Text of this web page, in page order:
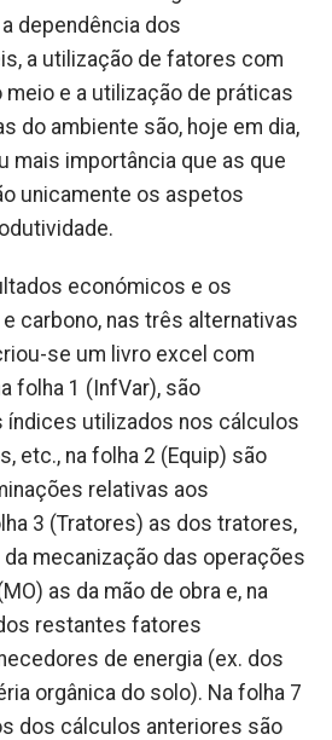
dependência dos
a utilização de fatores com
e a utilização de práticas
do ambiente são, hoje em dia,
mais importância que as que
unicamente os aspetos
económicos e os
carbono, nas três alternativas
se um livro excel com
folha 1 (InfVar), são
índices utilizados nos cálculos
etc., na folha 2 (Equip) são
relativas aos
3 (Tratores) as dos tratores,
da mecanização das operações
as da mão de obra e, na
restantes fatores
de energia (ex. dos
orgânica do solo). Na folha 7
dos cálculos anteriores são